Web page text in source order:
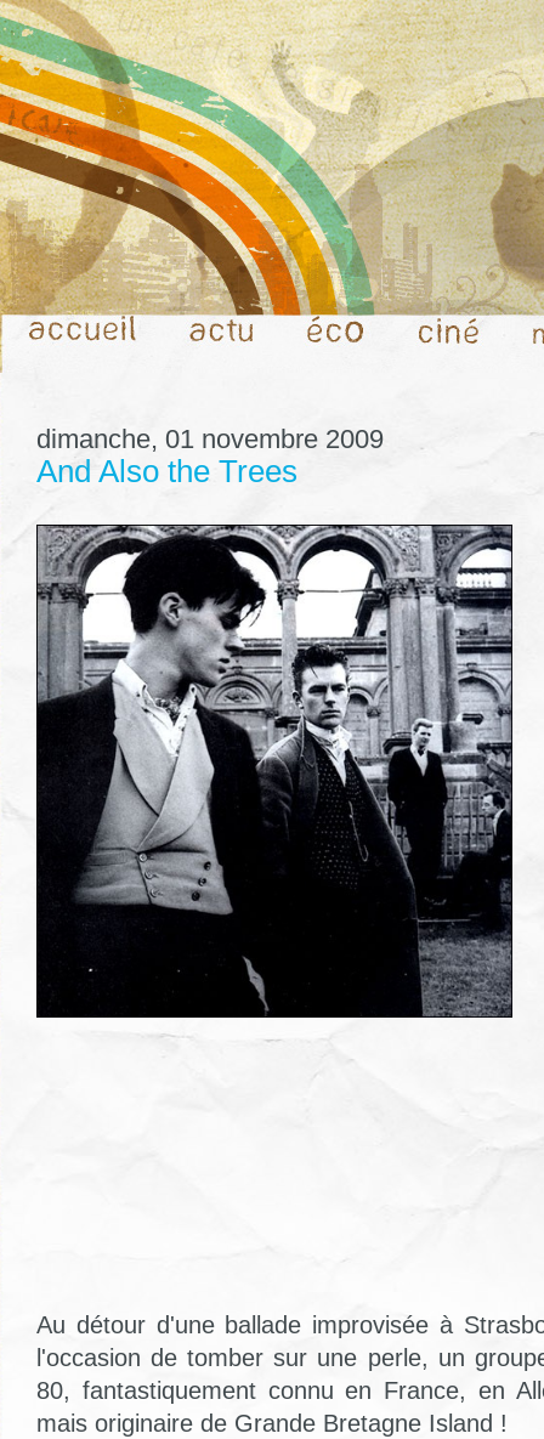
dimanche, 01 novembre 2009
And Also the Trees
Au détour d'une ballade improvisée à
l'occasion de tomber sur une perle, un
80, fantastiquement connu en France, en
mais originaire de Grande Bretagne Island !